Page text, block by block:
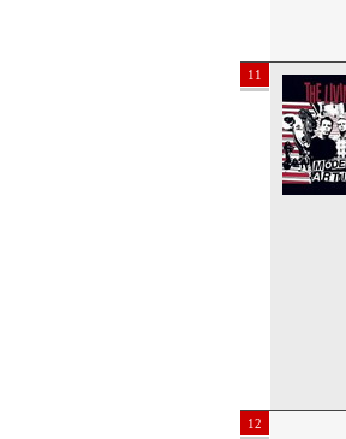
11
12